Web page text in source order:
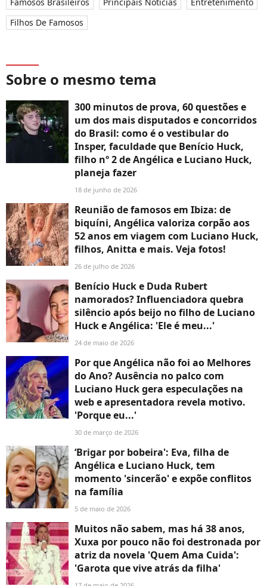
Filhos De Famosos
Sobre o mesmo tema
300 minutos de prova, 60 questões e
um dos mais disputados e concorridos
do Brasil: como é o vestibular do
Insper, faculdade que Benício Huck,
filho nº 2 de Angélica e Luciano Huck,
planeja fazer
18 de junho de 2026
Reunião de famosos em Ibiza: de
biquíni, Angélica valoriza corpão aos
52 anos em viagem com Luciano Huck,
filhos, Anitta e mais. Veja fotos!
26 de julho de 2026
Benício Huck e Duda Rubert
namorados? Influenciadora quebra
silêncio após beijo no filho de Luciano
Huck e Angélica: 'Ele é meu...'
24 de maio de 2026
Por que Angélica não foi ao Melhores
do Ano? Ausência no palco com
Luciano Huck gera especulações na
web e apresentadora revela motivo.
'Porque eu...'
30 de março de 2026
‘Brigar por bobeira': Eva, filha de
Angélica e Luciano Huck, tem
momento 'sincerão' e expõe conflitos
na família
5 de maio de 2026
Muitos não sabem, mas há 38 anos,
Xuxa por pouco não foi destronada por
atriz da novela 'Quem Ama Cuida':
'Garota que vive atrás da filha'